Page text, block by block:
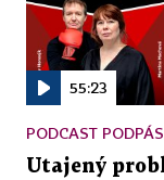
55:23
PODCAST
Utajený